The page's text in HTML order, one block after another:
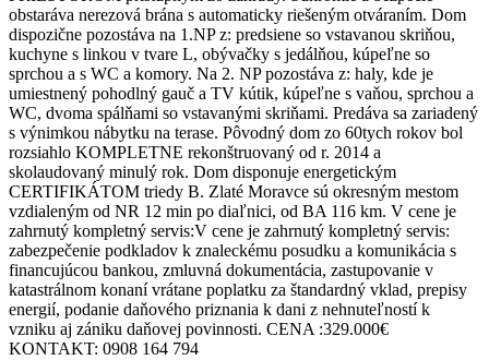
obstaráva nerezová brána s automaticky riešeným otváraním. Dom
dispozične pozostáva na 1.NP z: predsiene so vstavanou skriňou,
kuchyne s linkou v tvare L, obývačky s jedálňou, kúpeľne so
sprchou a s WC a komory. Na 2. NP pozostáva z: haly, kde je
umiestnený pohodlný gauč a TV kútik, kúpeľne s vaňou, sprchou a
WC, dvoma spálňami so vstavanými skriňami. Predáva sa zariadený
s výnimkou nábytku na terase. Pôvodný dom zo 60tych rokov bol
rozsiahlo KOMPLETNE rekonštruovaný od r. 2014 a
skolaudovaný minulý rok. Dom disponuje energetickým
CERTIFIKÁTOM triedy B. Zlaté Moravce sú okresným mestom
vzdialeným od NR 12 min po diaľnici, od BA 116 km. V cene je
zahrnutý kompletný servis:V cene je zahrnutý kompletný servis:
zabezpečenie podkladov k znaleckému posudku a komunikácia s
financujúcou bankou, zmluvná dokumentácia, zastupovanie v
katastrálnom konaní vrátane poplatku za štandardný vklad, prepisy
energií, podanie daňového priznania k dani z nehnuteľností k
vzniku aj zániku daňovej povinnosti. CENA :329.000€
KONTAKT: 0908 164 794